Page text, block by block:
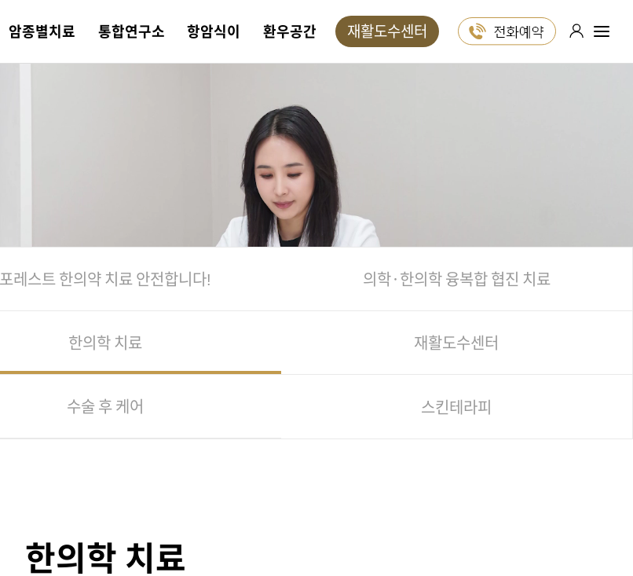
암종별치료 통합연구소 항암식이 환우공간 재활도수센터
포레스트 한의약 치료 안전합니다! 의학·한의학 융복합 협진 치료
한의학 치료 재활도수센터
수술 후 케어 스킨테라피
한의학 치료